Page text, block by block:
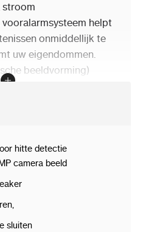
stroom
helpt
onmiddellijk te
uw eigendommen.
beeldvorming)
adaptieve
NETD minder dan 40
Region Entrance &
hitte detectie
camera beeld
sluiten